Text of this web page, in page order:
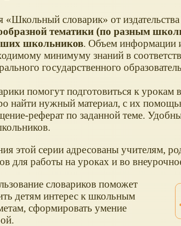
Школьный словарик от издательства
тематики (по разным
школьников. Объем информации
минимуму знаний в
государственного
помогут подготовиться к
найти нужный материал, с их
реферат по заданной теме.
этой серии адресованы учителям,
для работы на уроках и во
словариков поможет
детям интерес к школьным
сформировать умение